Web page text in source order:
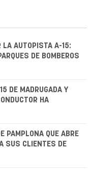
LA AUTOPISTA A-15:
DE BOMBEROS
DE MADRUGADA Y
HA
PAMPLONA QUE ABRE
SUS CLIENTES DE